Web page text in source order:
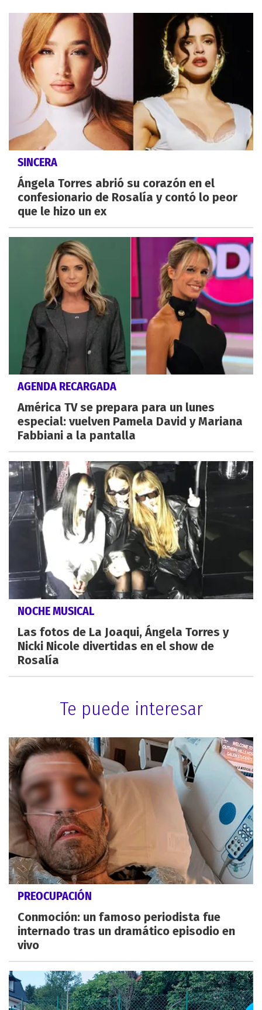
SINCERA
Ángela Torres abrió su corazón en el
confesionario de Rosalía y contó lo peor
que le hizo un ex
AGENDA RECARGADA
América TV se prepara para un lunes
especial: vuelven Pamela David y Mariana
Fabbiani a la pantalla
NOCHE MUSICAL
Las fotos de La Joaqui, Ángela Torres y
Nicki Nicole divertidas en el show de
Rosalía
Te puede interesar
PREOCUPACIÓN
Conmoción: un famoso periodista fue
internado tras un dramático episodio en
vivo